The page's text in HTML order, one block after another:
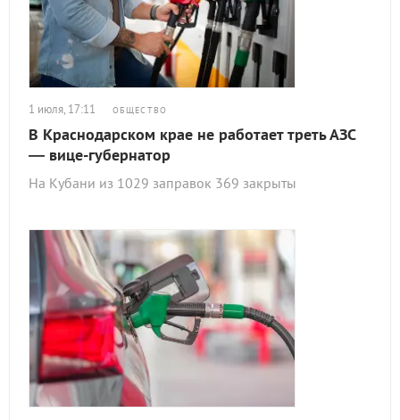
1 июля, 17:11 ОБЩЕСТВО
В Краснодарском крае не работает треть АЗС
— вице-губернатор
На Кубани из 1029 заправок 369 закрыты